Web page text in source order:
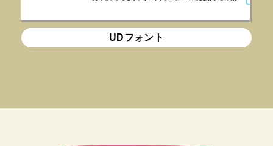
UDフォント